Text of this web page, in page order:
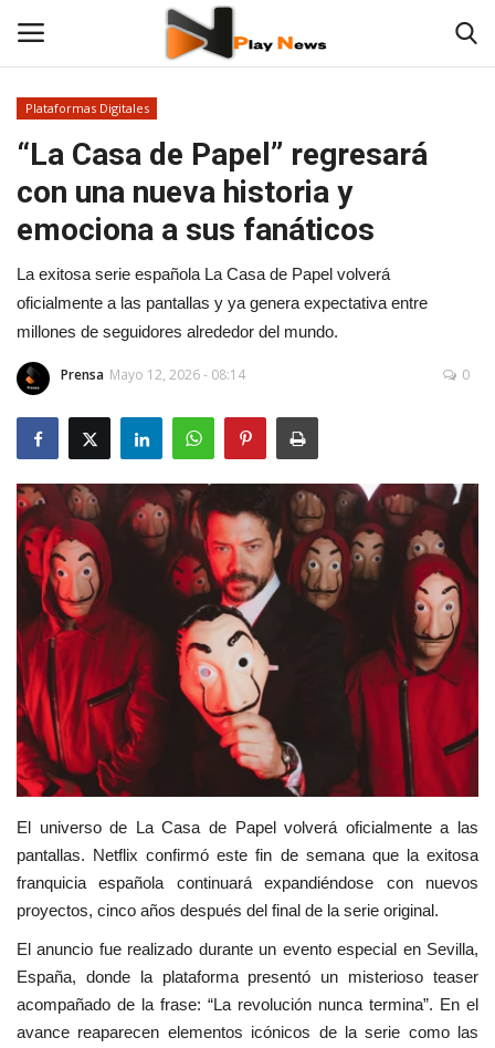
Contáctenos
TV en Vivo
En Vivo
Noticias
Las 12 Play
Fotos
Deportes
Empresas
Videos virales
Cine y TV
Tecnología
Podcast y Audios
Plataformas Digitales
“La Casa de Papel” regresará
con una nueva historia y
emociona a sus fanáticos
La exitosa serie española La Casa de Papel volverá
oficialmente a las pantallas y ya genera expectativa entre
millones de seguidores alrededor del mundo.
Prensa Mayo 12, 2026 - 08:14 0
El universo de La Casa de Papelvolverá oficialmente a las
pantallas. Netflix confirmó este fin de semana que la exitosa
franquicia española continuará expandiéndose con nuevos
proyectos, cinco años después del final de la serie original.
El anuncio fue realizado durante un evento especial en Sevilla,
España, donde la plataforma presentó un misterioso teaser
acompañado de la frase: “La revolución nunca termina”. En el
avance reaparecen elementos icónicos de la serie como las